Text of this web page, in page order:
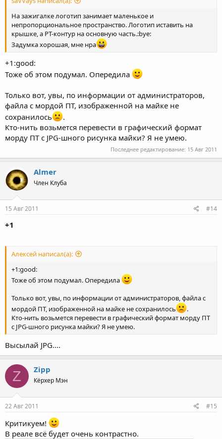
На зажигалке логотип занимает маленькое и
непропорциональное пространство. Логотип иставить на
крышке, а РТ-контур на основную часть.:bye:
Задумка хорошая, мне нра
+1:good:
Тоже об этом подумал. Опередила
Только вот, увы, по информации от администраторов,
файла с мордой ПТ, изображенной на майке не
сохранилось
.
Кто-нить возьмется перевести в графический формат
морду ПТ с JPG-шного рисунка майки? Я не умею.
Последнее редактирование: 15 Авг 2011
Almer
Член Клуба
15 Авг 2011 #14
+1
Алексей написал(а):
+1:good:
Тоже об этом подумал. Опередила
Только вот, увы, по информации от администраторов, файла с
мордой ПТ, изображенной на майке не сохранилось
.
Кто-нить возьмется перевести в графический формат морду ПТ
с JPG-шного рисунка майки? Я не умею.
Высылай JPG....
Z Zipp
Кёрхер Мэн
22 Авг 2011 #15
Критикуем!
В реале всё будет очень контрастно.